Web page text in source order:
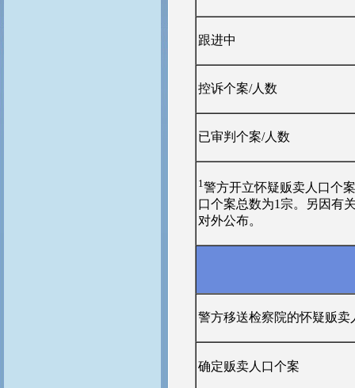
跟进中
控诉个案/人数
已审判个案/人数
1警方开立怀疑贩卖人口个
口个案总数为1宗。另因有
对外公布。
警方移送检察院的怀疑贩卖
确定贩卖人口个案